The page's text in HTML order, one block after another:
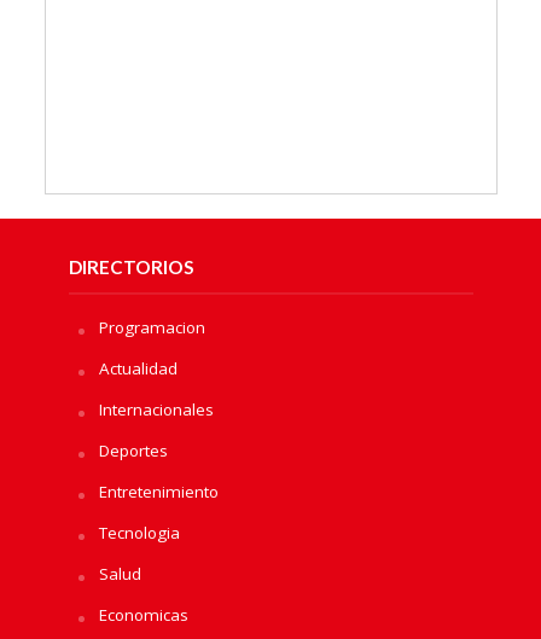
DIRECTORIOS
Programacion
Actualidad
Internacionales
Deportes
Entretenimiento
Tecnologia
Salud
Economicas